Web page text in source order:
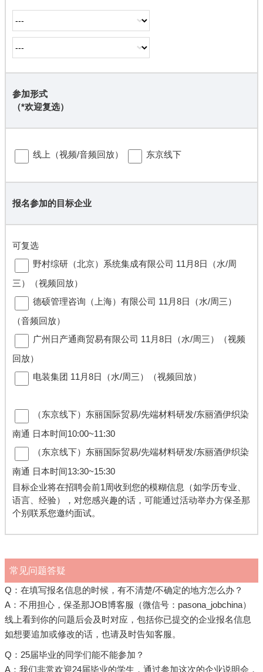
参加形式
（*欢迎复选）
︎线上（视频/音频回放） ︎东京线下
报名参加的目标企业
可复选
︎野村综研（北京）系统集成有限公司 11月8日（水/周
三）（视频回放）
︎德硕管理咨询（上海）有限公司 11月8日（水/周三）
（音频回放）
︎广州日产通商贸易有限公司 11月8日（水/周三）（视频
回放）
︎电装集团 11月8日（水/周三）（视频回放）
（东京线下）东丽国际贸易/先端材料研发/东丽酒伊织染
南通 日本时间10:00~11:30
︎（东京线下）东丽国际贸易/先端材料研发/东丽酒伊织染
南通 日本时间13:30~15:30
目标企业将在招聘会前1周收到您的模糊信息（如学历专业、
语言、经验），对您感兴趣的话，可能通过活动举办方保圣那
个别联系您邀约面试。
常见问题答疑
Q：在填写报名信息的时候，有不清楚/不确定的地方怎么办？
A：不用担心，保圣那JOB博客服（微信号：pasona_jobchina）
线上看到你的问题后会及时对应，包括你已提交的企业报名信息
如想要追加或修改的话，也请及时告知客服。
Q：25届毕业的同学们能不能参加？
A：我们非常欢迎24届毕业的学生，通过参加这次的企业说明会，